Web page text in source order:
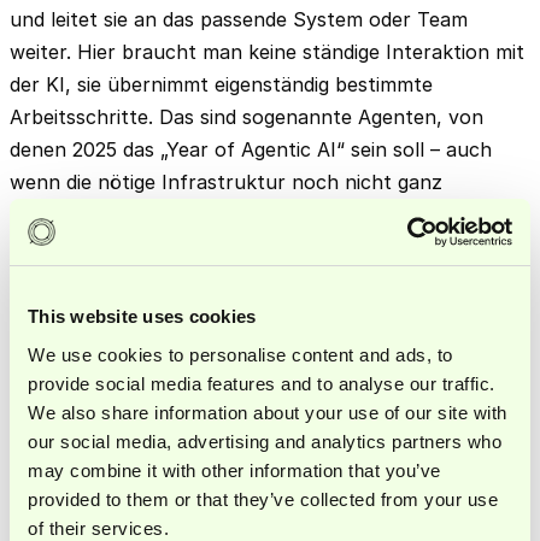
This website uses cookies
We use cookies to personalise content and ads, to
provide social media features and to analyse our traffic.
We also share information about your use of our site with
our social media, advertising and analytics partners who
may combine it with other information that you’ve
provided to them or that they’ve collected from your use
of their services.
und leitet sie an das passende System oder Team
weiter. Hier braucht man keine ständige Interaktion mit
der KI, sie übernimmt eigenständig bestimmte
Arbeitsschritte. Das sind sogenannte Agenten, von
denen 2025 das „Year of Agentic AI“ sein soll – auch
wenn die nötige Infrastruktur noch nicht ganz
ausgereift ist.
Level drei ist das Programmieren mit KI. Dabei geht es
Finanzabteilung, wo man wiederkehrende Prozesse
mechanisieren und als Produkt abbilden kann, anstatt
sich an bestehende Software wie Projektmanagement-
Tools anzupassen.
Für CFOs, die gerade erst anfangen, sich